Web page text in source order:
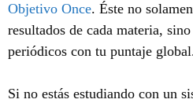
Objetivo Once. Éste no
resultados de cada materia,
periódicos con tu puntaje
Si no estás estudiando con un